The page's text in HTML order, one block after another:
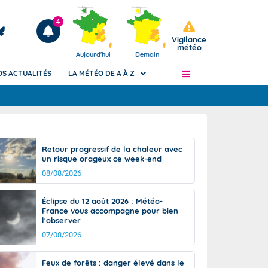
Articles
4
Aujourd'hui Demain
Vigilance
météo
de
Phénomènes dangereux de J+2 à J+7
Avertissement pluies intenses à l'échelle
des communes (Apic)
Bulletins Marine
Bulletins d'estimation du risque
d'avalanche
Météo des forêts
Vigicrues
ACTUALITÉS LA MÉTÉO DE A À Z
Retour progressif de la chaleur avec
un risque orageux ce week-end
08/08/2026
Éclipse du 12 août 2026 : Météo-
France vous accompagne pour bien
l'observer
07/08/2026
Feux de forêts : danger élevé dans le